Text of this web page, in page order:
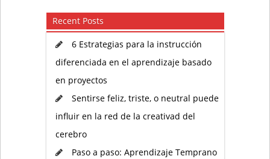
Recent Posts
6 Estrategias para la instrucción
diferenciada en el aprendizaje basado
en proyectos
Sentirse feliz, triste, o neutral puede
influir en la red de la creativad del
cerebro
Paso a paso: Aprendizaje Temprano